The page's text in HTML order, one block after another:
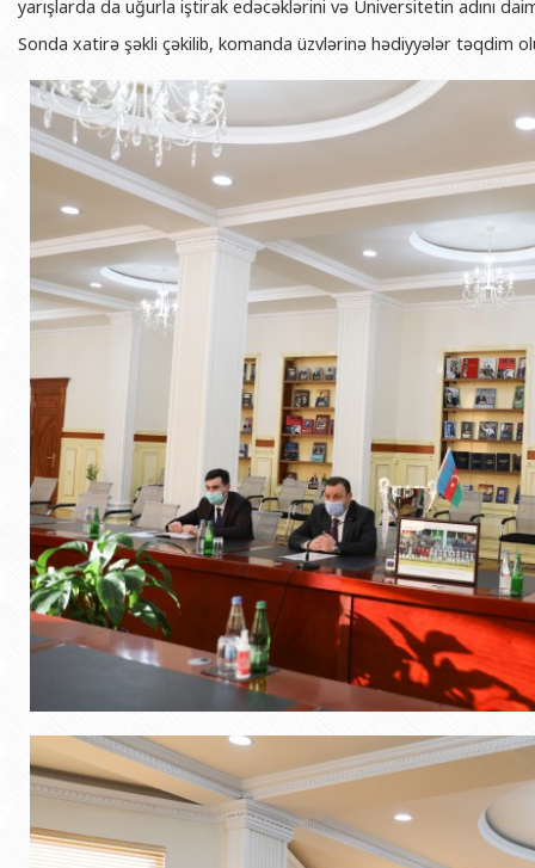
BDU-da tədris olunan ixtisaslar
Universitet tarixinin ən mühüm hadisələri
Keyfiyyətin təminatı, monitorinq
Psixoloji Yardım Sektoru
Mədəniyyət-yaradıcılıq Mərkəzi
İdman-sağlamlıq Mərkəzi
BDU-nun Nəşr Evi
Beynəlxalq
Hüquq fakültəsi
Jurnalistika fakültəsi
İnformasiya və
Şərqşünasliq
Sosial elmlər və
yarışlarda da uğurla iştirak edəcəklərini və Universitetin adını
Sonda xatirə şəkli çəkilib, komanda üzvlərinə hədiyyələr təqdim